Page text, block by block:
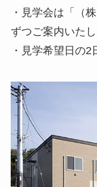
・見学会は「（
ずつご案内いた
・見学希望日の